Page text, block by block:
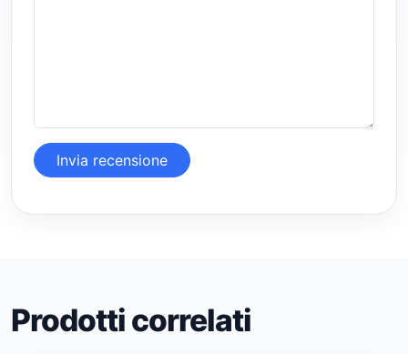
Invia recensione
Prodotti correlati